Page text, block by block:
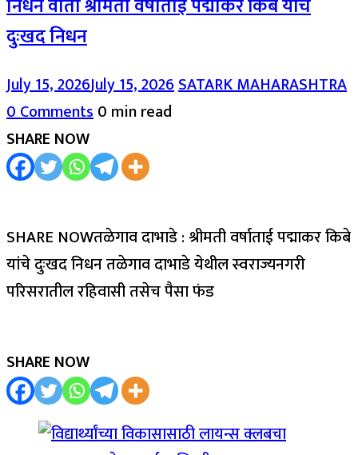
निधन वार्ता श्रीमती वर्षाताई पद्माकर किबे यांचे
दुःखद निधन
July 15, 2026July 15, 2026SATARK MAHARASHTRA
0 Comments0 min read
SHARE NOW
SHARE NOWतळेगाव दाभाडे : श्रीमती वर्षाताई पद्माकर किबे
यांचे दुःखद निधन तळेगाव दाभाडे येथील स्वराज्यनगरी
परिसरातील रहिवासी तसेच पैसा फंड
SHARE NOW